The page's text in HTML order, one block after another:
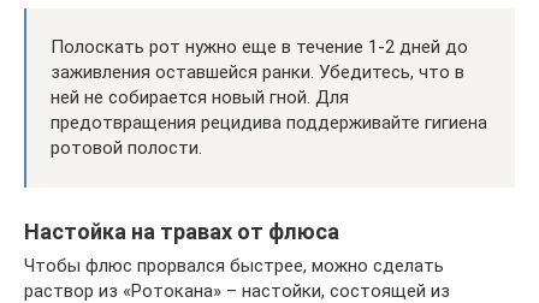
Полоскать рот нужно еще в течение 1-2 дней до
заживления оставшейся ранки. Убедитесь, что в
ней не собирается новый гной. Для
предотвращения рецидива поддерживайте гигиена
ротовой полости.
Настойка на травах от флюса
Чтобы флюс прорвался быстрее, можно сделать
раствор из «Ротокана» – настойки, состоящей из